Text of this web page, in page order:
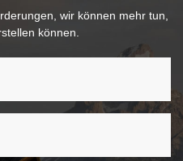
wir können mehr tun,
können.